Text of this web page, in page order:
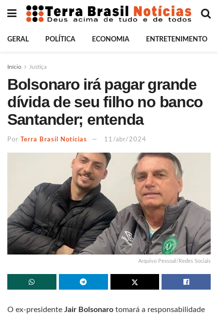
GERAL POLÍTICA ECONOMIA ENTRETENIMENTO
Início Justiça
Bolsonaro irá pagar grande
dívida de seu filho no banco
Santander; entenda
Por Terra Brasil Notícias 11/abr/2024
Arquivo Pessoal/Redes Sociais
O ex-presidente Jair Bolsonaro tomará a responsabilidade